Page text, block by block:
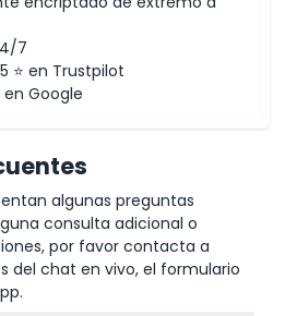
7
⭐ en Trustpilot
Google
algunas preguntas
consulta adicional o
por favor contacta a
del chat en vivo, el formulario